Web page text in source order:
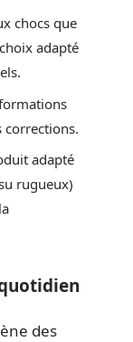
chocs que
adapté
adapté
rugueux)
des